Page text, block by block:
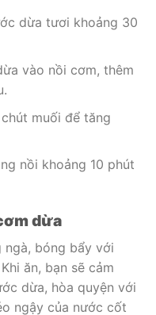
dừa tươi khoảng 30
vào nồi cơm, thêm
muối để tăng
nồi khoảng 10 phút
dừa
ngà, bóng bẩy với
ăn, bạn sẽ cảm
dừa, hòa quyện với
ngậy của nước cốt